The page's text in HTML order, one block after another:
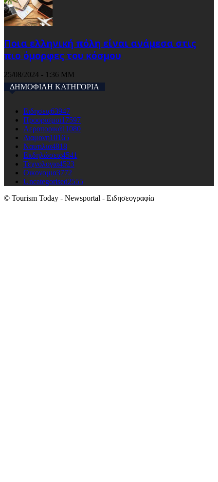
Ποια ελληνική πόλη είναι ανάμεσα στις
πιο όμορφες του κόσμου
25/08/2024 - 1:36 ΜΜ
ΔΗΜΟΦΙΛΗ ΚΑΤΗΓΟΡΙΑ
Ειδησεις63947
Προορισμοι17597
Αεροπορικά11080
Διαμονη10165
Ναυτιλια4818
Εκδηλώσεις4541
Τεχνολογια4523
Οικονομια3772
Uncategorised2555
© Tourism Today - Newsportal - Ειδησεογραφία